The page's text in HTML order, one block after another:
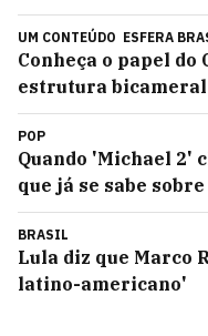
UM CONTEÚDO ESFERA
Conheça o papel do
estrutura
POP
Quando 'Michael 2'
que já se sabe
BRASIL
Lula diz que Marco
latino-americano'